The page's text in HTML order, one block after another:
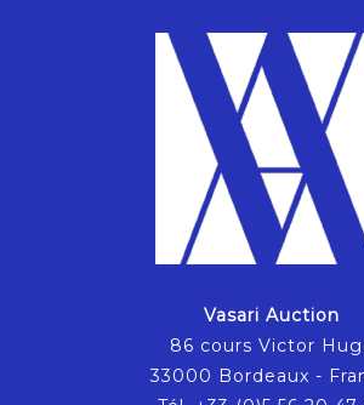
Vasari Auction
86 cours Victor
33000 Bordeaux -